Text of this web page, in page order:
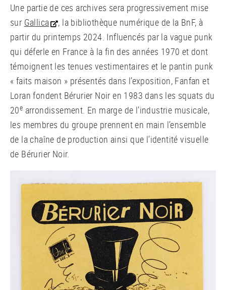
Une partie de ces archives sera progressivement mise
sur Gallica
, la bibliothèque numérique de la BnF, à
partir du printemps 2024. Influencés par la vague punk
qui déferle en France à la fin des années 1970 et dont
témoignent les tenues vestimentaires et le pantin punk
« faits maison » présentés dans l’exposition, Fanfan et
Loran fondent Bérurier Noir en 1983 dans les squats du
20e arrondissement. En marge de l’industrie musicale,
les membres du groupe prennent en main l’ensemble
de la chaîne de production ainsi que l’identité visuelle
de Bérurier Noir.